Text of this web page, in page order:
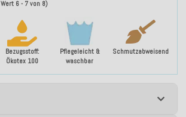
Wert 6 - 7 von 8)
Bezugsstoff:
Ökotex 100
Pflegeleicht &
waschbar
Schmutzabweisend